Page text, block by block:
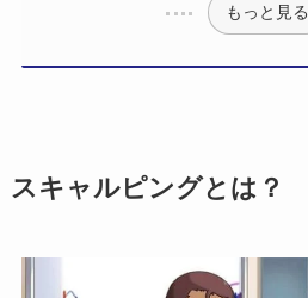
もっと見る
スキャルピングとは ？